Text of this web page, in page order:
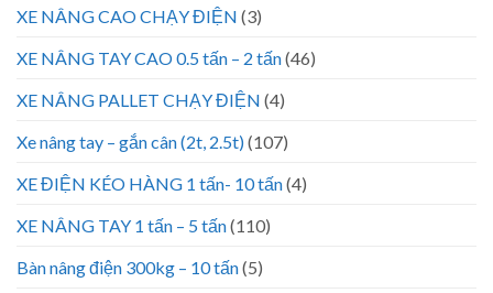
XE NÂNG CAO CHẠY ĐIỆN (3)
XE NÂNG TAY CAO 0.5 tấn – 2 tấn(46)
XE NÂNG PALLET CHẠY ĐIỆN (4)
Xe nâng tay – gắn cân (2t, 2.5t)(107)
XE ĐIỆN KÉO HÀNG 1 tấn- 10 tấn(4)
XE NÂNG TAY 1 tấn – 5 tấn(110)
Bàn nâng điện 300kg – 10 tấn(5)